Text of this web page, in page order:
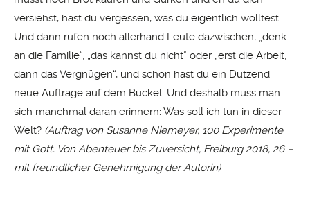
versiehst, hast du vergessen, was du eigentlich wolltest.
Und dann rufen noch allerhand Leute dazwischen, „denk
an die Familie“, „das kannst du nicht“ oder „erst die Arbeit,
dann das Vergnügen“, und schon hast du ein Dutzend
neue Aufträge auf dem Buckel. Und deshalb muss man
sich manchmal daran erinnern: Was soll ich tun in dieser
Welt? (Auftrag von Susanne Niemeyer, 100 Experimente
mit Gott. Von Abenteuer bis Zuversicht, Freiburg 2018, 26 –
mit freundlicher Genehmigung der Autorin)